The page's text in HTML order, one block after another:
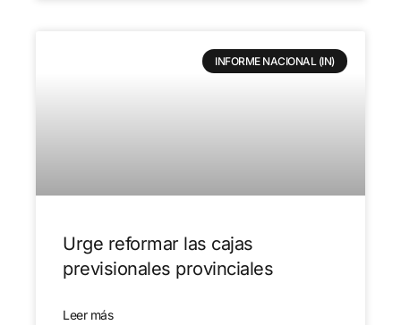
INFORME NACIONAL (IN)
Urge reformar las cajas
previsionales provinciales
Leer más